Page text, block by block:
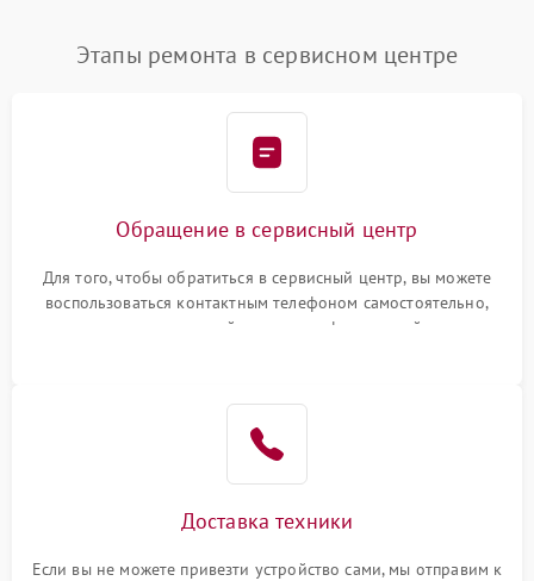
Этапы ремонта в сервисном центре
Обращение в сервисный центр
Для того, чтобы обратиться в сервисный центр, вы можете
воспользоваться контактным телефоном самостоятельно,
или оставить свой номер телефона на сайте
Доставка техники
Если вы не можете привезти устройство сами, мы отправим к